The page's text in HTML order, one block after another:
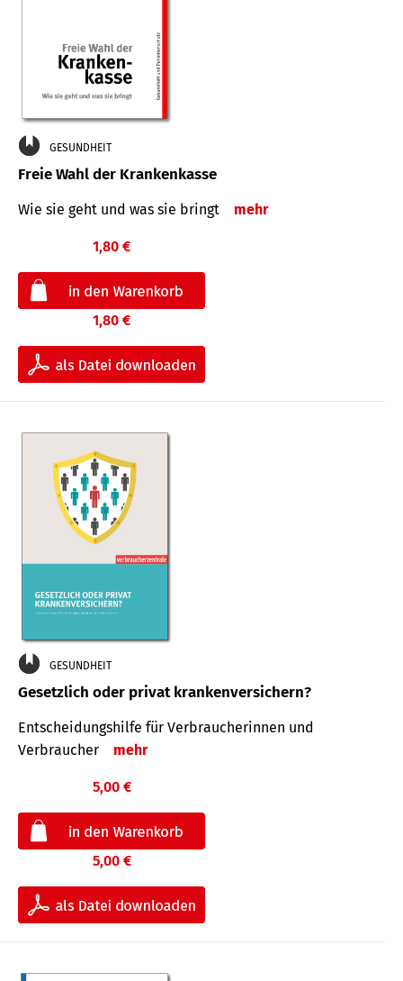
GESUNDHEIT
Freie Wahl der Krankenkasse
Wie sie geht und was sie bringt mehr
1,80 €
1,80 €
GESUNDHEIT
Gesetzlich oder privat krankenversichern?
Entscheidungshilfe für Verbraucherinnen und
Verbraucher
mehr
5,00 €
5,00 €